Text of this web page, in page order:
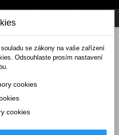
se zákony na vaše zařízení
Odsouhlaste prosím nastavení
cookies
cookies